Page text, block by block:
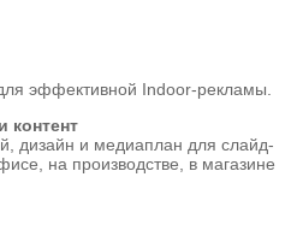
эффективной Indoor-рекламы.
контент
дизайн и медиаплан для слайд-
на производстве, в магазине